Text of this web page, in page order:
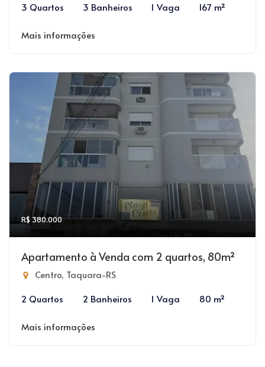
3 Quartos
3 Banheiros 1 Vaga 167 m²
Mais informações
R$ 380.000
Apartamento à Venda com 2 quartos, 80m²
Centro, Taquara-RS
2 Quartos
2 Banheiros 1 Vaga 80 m²
Mais informações